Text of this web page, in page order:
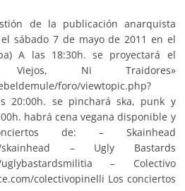
de la publicación anarquista
sábado 7 de mayo de 2011 en el
A las 18:30h. se proyectará el
Viejos, Ni Traidores»
foro/viewtopic.php?
20:00h. se pinchará ska, punk y
habrá cena vegana disponible y
de: – Skainhead
skainhead – Ugly Bastards
uglybastardsmilitia – Colectivo
colectivopinelli Los conciertos